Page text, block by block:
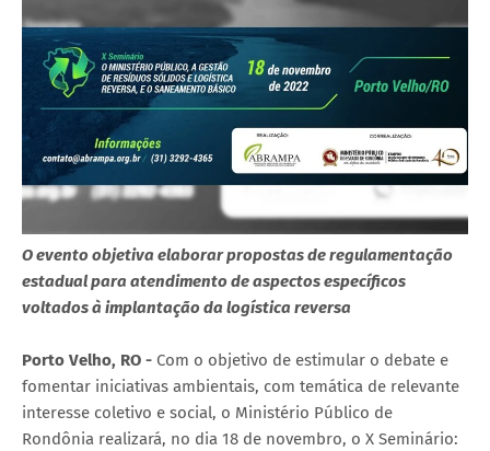
O evento objetiva elaborar propostas de regulamentação
estadual para atendimento de aspectos específicos
voltados à implantação da logística reversa
Porto Velho, RO - Com o objetivo de estimular o debate e
fomentar iniciativas ambientais, com temática de relevante
interesse coletivo e social, o Ministério Público de
Rondônia realizará, no dia 18 de novembro, o X Seminário: